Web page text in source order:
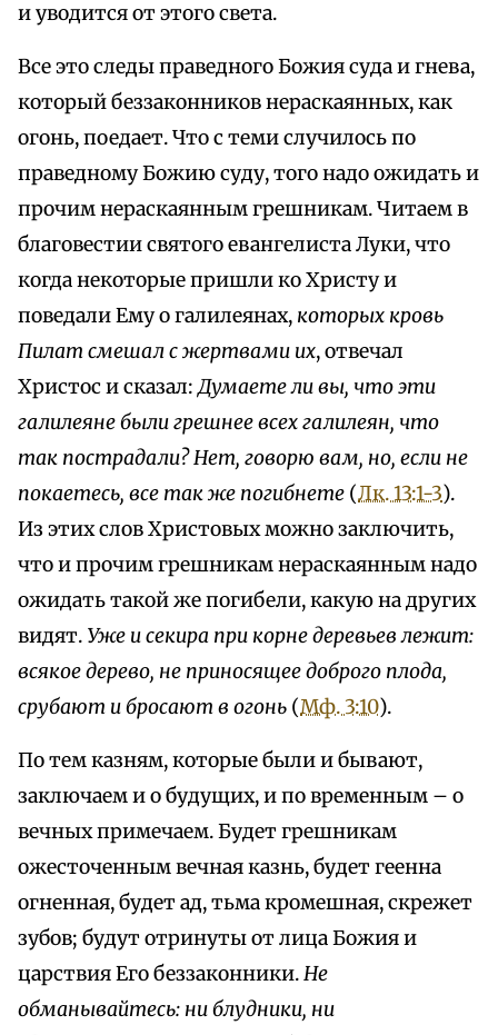
и уводится от этого света.
Все это следы праведного Божия суда и гнева,
который беззаконников нераскаянных, как
огонь, поедает. Что с теми случилось по
праведному Божию суду, того надо ожидать и
прочим нераскаянным грешникам. Читаем в
благовестии святого евангелиста Луки, что
когда некоторые пришли ко Христу и
поведали Ему о галилеянах, которых кровь
Пилат смешал с жертвами их, отвечал
Христос и сказал:Думаете ли вы, что эти
галилеяне были грешнее всех галилеян, что
так пострадали? Нет, говорю вам, но, если не
покаетесь, все так же погибнете (Лк. 13:1-3).
Из этих слов Христовых можно заключить,
что и прочим грешникам нераскаянным надо
ожидать такой же погибели, какую на других
видят. Уже и секира при корне деревьев лежит:
всякое дерево, не приносящее доброго плода,
срубают и бросают в огонь (Мф. 3:10).
По тем казням, которые были и бывают,
заключаем и о будущих, и по временным – о
вечных примечаем. Будет грешникам
ожесточенным вечная казнь, будет геенна
огненная, будет ад, тьма кромешная, скрежет
зубов; будут отринуты от лица Божия и
царствия Его беззаконники.Не
обманывайтесь: ни блудники, ни